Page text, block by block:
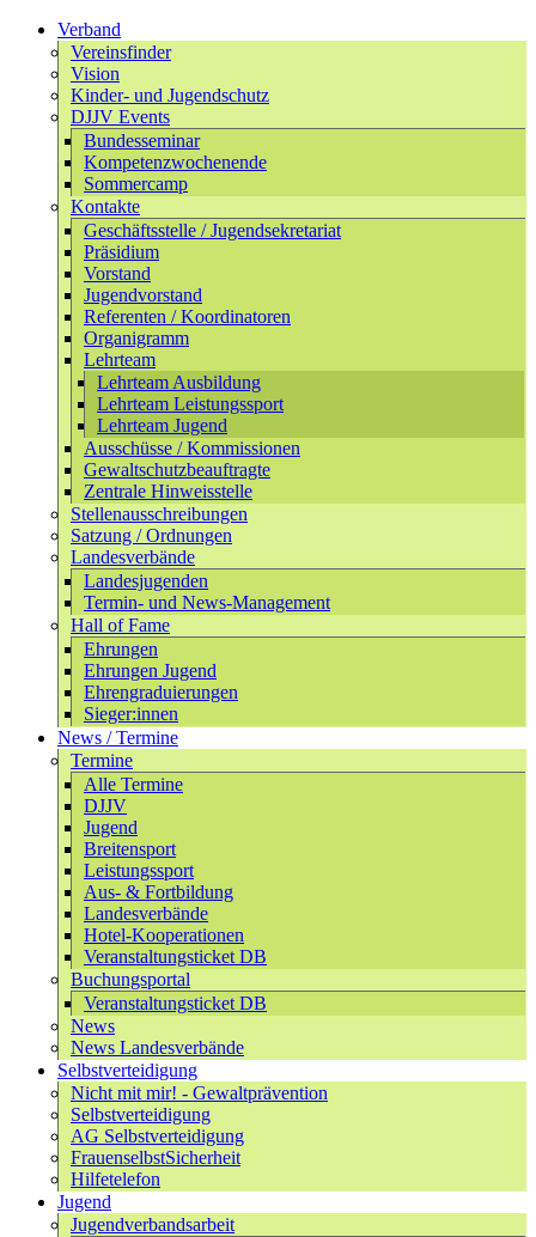
Verband
Vereinsfinder
Vision
Kinder- und Jugendschutz
DJJV Events
Bundesseminar
Kompetenzwochenende
Sommercamp
Kontakte
Geschäftsstelle / Jugendsekretariat
Präsidium
Vorstand
Jugendvorstand
Referenten / Koordinatoren
Organigramm
Lehrteam
Lehrteam Ausbildung
Lehrteam Leistungssport
Lehrteam Jugend
Ausschüsse / Kommissionen
Gewaltschutzbeauftragte
Zentrale Hinweisstelle
Stellenausschreibungen
Satzung / Ordnungen
Landesverbände
Landesjugenden
Termin- und News-Management
Hall of Fame
Ehrungen
Ehrungen Jugend
Ehrengraduierungen
Sieger:innen
News / Termine
Termine
Alle Termine
DJJV
Jugend
Breitensport
Leistungssport
Aus- & Fortbildung
Landesverbände
Hotel-Kooperationen
Veranstaltungsticket DB
Buchungsportal
Veranstaltungsticket DB
News
News Landesverbände
Selbstverteidigung
Nicht mit mir! - Gewaltprävention
Selbstverteidigung
AG Selbstverteidigung
FrauenselbstSicherheit
Hilfetelefon
Jugend
Jugendverbandsarbeit